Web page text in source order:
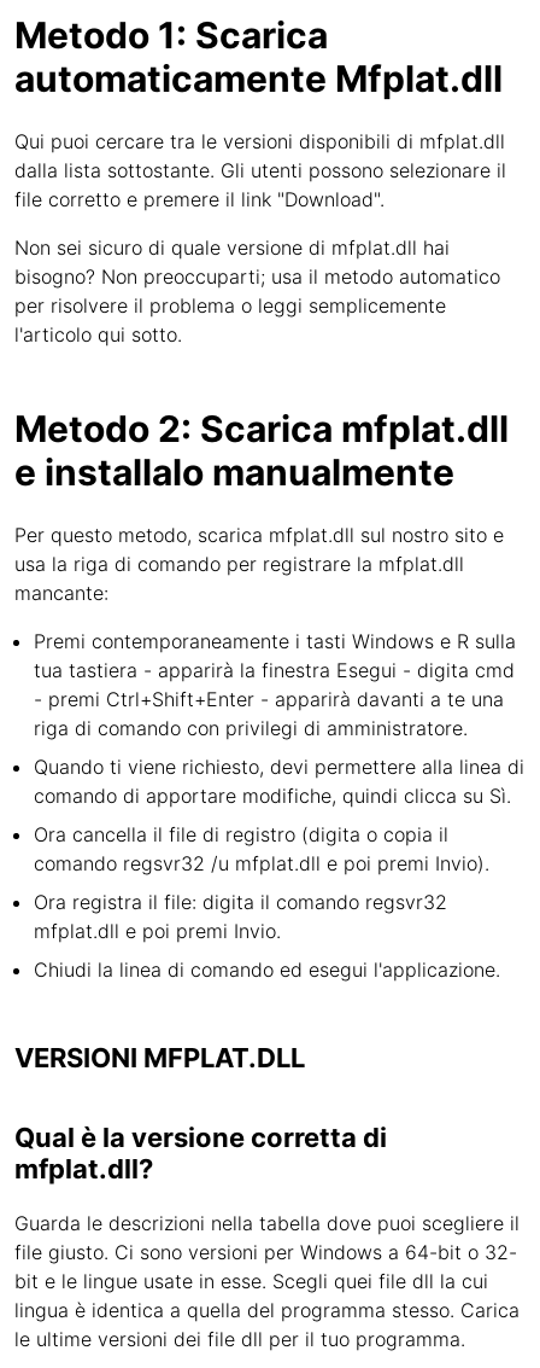
Metodo 1: Scarica
automaticamente Mfplat.dll
Qui puoi cercare tra le versioni disponibili di mfplat.dll
dalla lista sottostante. Gli utenti possono selezionare il
file corretto e premere il link "Download".
Non sei sicuro di quale versione di mfplat.dll hai
bisogno? Non preoccuparti; usa il metodo automatico
per risolvere il problema o leggi semplicemente
l'articolo qui sotto.
Metodo 2: Scarica mfplat.dll
e installalo manualmente
Per questo metodo, scarica mfplat.dll sul nostro sito e
usa la riga di comando per registrare la mfplat.dll
mancante:
Premi contemporaneamente i tasti Windows e R sulla
tua tastiera - apparirà la finestra Esegui - digita cmd
- premi Ctrl+Shift+Enter - apparirà davanti a te una
riga di comando con privilegi di amministratore.
Quando ti viene richiesto, devi permettere alla linea di
comando di apportare modifiche, quindi clicca su Sì.
Ora cancella il file di registro (digita o copia il
comando regsvr32 /u mfplat.dll e poi premi Invio).
Ora registra il file: digita il comando regsvr32
mfplat.dll e poi premi Invio.
Chiudi la linea di comando ed esegui l'applicazione.
VERSIONI MFPLAT.DLL
Qual è la versione corretta di
mfplat.dll?
Guarda le descrizioni nella tabella dove puoi scegliere il
file giusto. Ci sono versioni per Windows a 64-bit o 32-
bit e le lingue usate in esse. Scegli quei file dll la cui
lingua è identica a quella del programma stesso. Carica
le ultime versioni dei file dll per il tuo programma.